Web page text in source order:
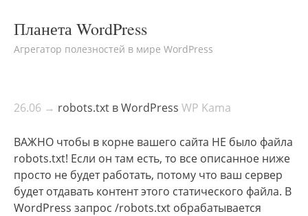
Планета WordPress
Агрегатор полезностей в мире WordPress
26.06 → robots.txt в WordPress WP Kama
ВАЖНО чтобы в корне вашего сайта НЕ было файла
robots.txt! Если он там есть, то все описанное ниже
просто не будет работать, потому что ваш сервер
будет отдавать контент этого статического файла. В
WordPress запрос /robots.txt обрабатывается